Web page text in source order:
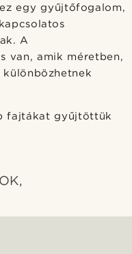
egy gyűjtőfogalom,
A
van, amik méretben,
fajtákat gyűjtöttük